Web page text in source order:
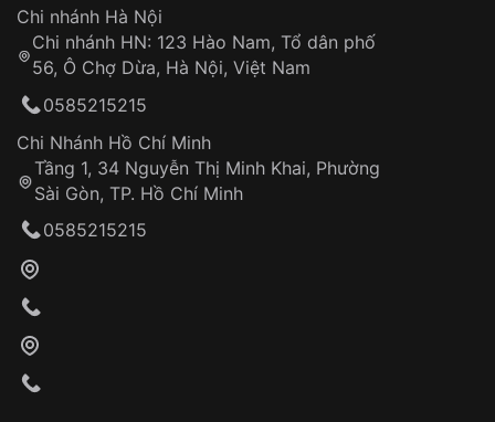
Hotline: 0585 215 215
Từ khóa SEO:
Khách hàng kiểm tra và thanh toán trực tiếp
Đảm bảo quyền lợi khách hàng
Đồng hành cùng khách hàng trong suốt quá
trình sử dụng
Chi nhánh Hà Nội
Chi nhánh HN: 123 Hào Nam, Tổ dân phố
56, Ô Chợ Dừa, Hà Nội, Việt Nam
0585215215
Chi Nhánh Hồ Chí Minh
Tầng 1, 34 Nguyễn Thị Minh Khai, Phường
Sài Gòn, TP. Hồ Chí Minh
0585215215